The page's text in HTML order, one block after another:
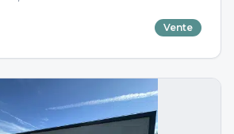
Vente